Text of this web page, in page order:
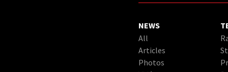
NEWS
All
Articles
Photos